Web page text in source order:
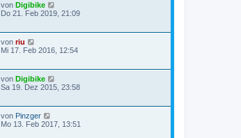
von Digibike
Do 21. Feb 2019, 21:09
von riu
Mi 17. Feb 2016, 12:54
von Digibike
Sa 19. Dez 2015, 23:58
von Pinzger
Mo 13. Feb 2017, 13:51